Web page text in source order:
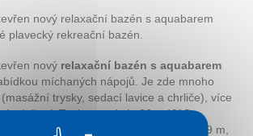
nový relaxační bazén s aquabarem
plavecký rekreační bazén.
nový relaxační bazén s aquabarem
míchaných nápojů. Je zde mnoho
trysky, sedací lavice a chrliče), více
a ležení. Teplota vody je 36 – 40°C.
má 3 plavecké dráhy s dlékou 19 m,